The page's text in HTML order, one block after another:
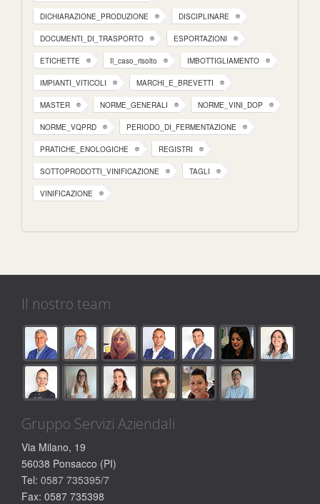
DICHIARAZIONE_PRODUZIONE DISCIPLINARE
DOCUMENTI_DI_TRASPORTO ESPORTAZIONI
ETICHETTE Il_caso_risolto IMBOTTIGLIAMENTO
IMPIANTI_VITICOLI MARCHI_E_BREVETTI
MASTER NORME_GENERALI NORME_VINI_DOP
NORME_VQPRD PERIODO_DI_FERMENTAZIONE
PRATICHE_ENOLOGICHE REGISTRI
SOTTOPRODOTTI_VINIFICAZIONE TAGLI
VINIFICAZIONE
Il nostro team
Gruppo Servizi Aziendali
Via Milano, 19
56038 Ponsacco (PI)
Tel: 0587 735395/7
Fax: 0587 735398